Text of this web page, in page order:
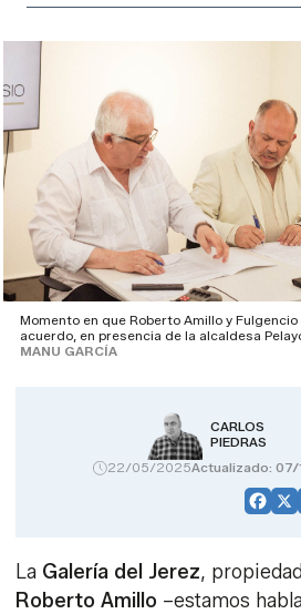
Momento en que Roberto Amillo y
acuerdo, en presencia de la alcaldesa
MANU GARCÍA
CARLOS
PIEDRAS
22/05/2025Actualizado:
X
La Galería del Jerez,
Roberto Amillo –estamos